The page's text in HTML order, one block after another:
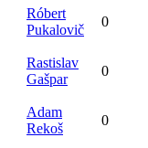
Róbert
Pukalovič
0
Rastislav
Gašpar
0
Adam
Rekoš
0